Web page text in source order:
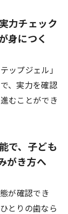
力チェック
身につく
ップジェル」
、実力を確認
むことができ
で、子ども
がき方へ
が確認でき
とりの歯なら